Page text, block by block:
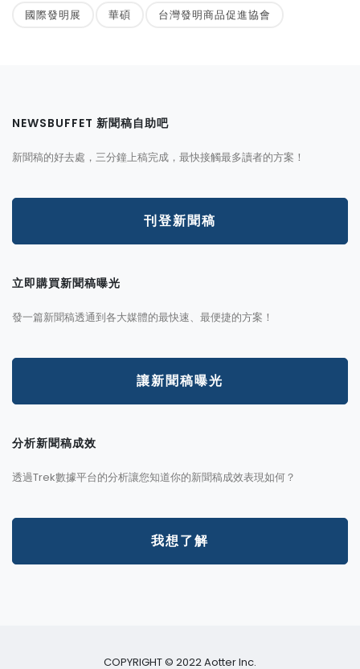
國際發明展 華碩 台灣發明商品促進協會
NEWSBUFFET 新聞稿自助吧
新聞稿的好去處，三分鐘上稿完成，最快接觸最多讀者的方案！
刊登新聞稿
立即購買新聞稿曝光
發一篇新聞稿透通到各大媒體的最快速、最便捷的方案！
讓新聞稿曝光
分析新聞稿成效
透過Trek數據平台的分析讓您知道你的新聞稿成效表現如何？
我想了解
COPYRIGHT © 2022 Aotter Inc.